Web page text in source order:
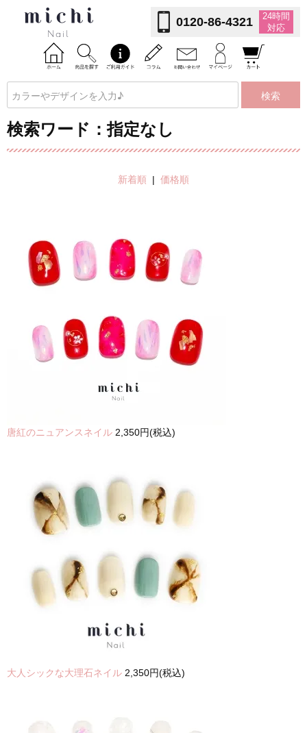
0120-86-4321
24時間
対応
検索
検索ワード：指定なし
新着順 | 価格順
唐紅のニュアンスネイル 2,350円(税込)
大人シックな大理石ネイル 2,350円(税込)